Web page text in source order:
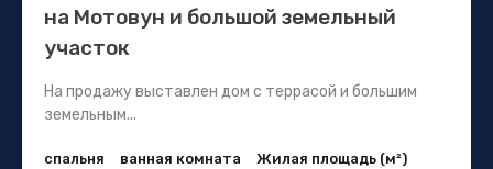
на Мотовун и большой земельный
участок
На продажу выставлен дом с террасой и большим
земельным...
спальня
ванная комната
Жилая площадь (м²)